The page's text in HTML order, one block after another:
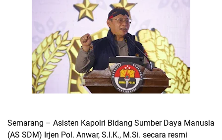
Semarang – Asisten Kapolri Bidang Sumber Daya Manusia
(AS SDM) Irjen Pol. Anwar, S.I.K., M.Si. secara resmi